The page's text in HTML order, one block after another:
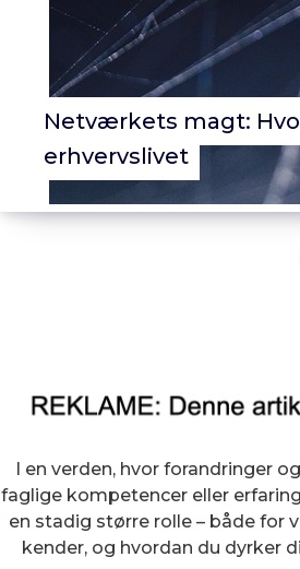
Netværkets magt:
erhvervslivet
I en verden, hvor forandringer
faglige kompetencer eller
en stadig større rolle – både for
kender, og hvordan du dyrker